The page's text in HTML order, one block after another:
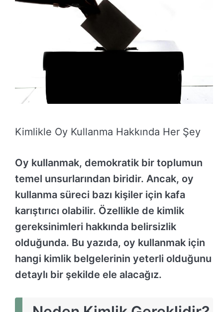
Kimlikle Oy Kullanma Hakkında Her Şey
Oy kullanmak, demokratik bir toplumun
temel unsurlarından biridir. Ancak, oy
kullanma süreci bazı kişiler için kafa
karıştırıcı olabilir. Özellikle de kimlik
gereksinimleri hakkında belirsizlik
olduğunda. Bu yazıda, oy kullanmak için
hangi kimlik belgelerinin yeterli olduğunu
detaylı bir şekilde ele alacağız.